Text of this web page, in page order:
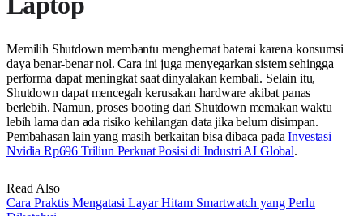
Memilih Shutdown membantu menghemat baterai karena konsumsi
daya benar-benar nol. Cara ini juga menyegarkan sistem sehingga
performa dapat meningkat saat dinyalakan kembali. Selain itu,
Shutdown dapat mencegah kerusakan hardware akibat panas
berlebih. Namun, proses booting dari Shutdown memakan waktu
lebih lama dan ada risiko kehilangan data jika belum disimpan.
Pembahasan lain yang masih berkaitan bisa dibaca padaInvestasi
Nvidia Rp696 Triliun Perkuat Posisi di Industri AI Global.
Read Also
Cara Praktis Mengatasi Layar Hitam Smartwatch yang Perlu